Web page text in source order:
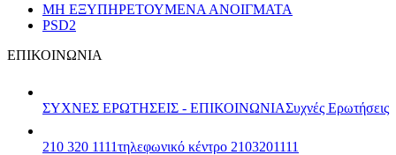
ΜΗ ΕΞΥΠΗΡΕΤΟΥΜΕΝΑ ΑΝΟΙΓΜΑΤΑ
PSD2
ΕΠΙΚΟΙΝΩΝΙΑ
ΣΥΧΝΕΣ ΕΡΩΤΗΣΕΙΣ - ΕΠΙΚΟΙΝΩΝΙΑΣυχνές Ερωτήσεις
210 320 1111τηλεφωνικό κέντρο 2103201111